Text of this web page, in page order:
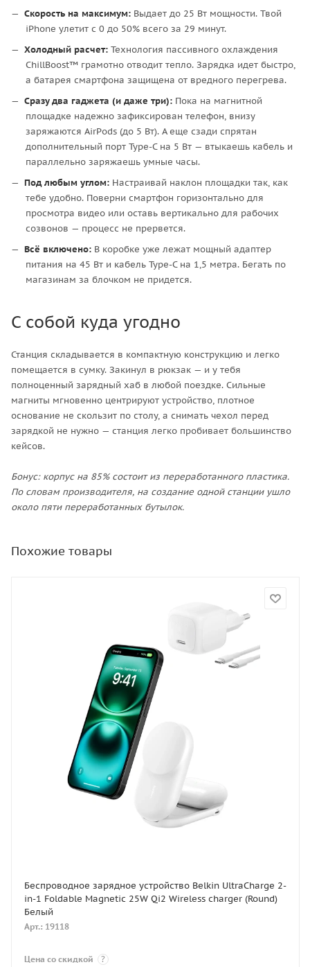
Скорость на максимум: Выдает до 25 Вт мощности. Твой
iPhone улетит с 0 до 50% всего за 29 минут.
Холодный расчет: Технология пассивного охлаждения
ChillBoost™ грамотно отводит тепло. Зарядка идет быстро,
а батарея смартфона защищена от вредного перегрева.
Сразу два гаджета (и даже три): Пока на магнитной
площадке надежно зафиксирован телефон, внизу
заряжаются AirPods (до 5 Вт). А еще сзади спрятан
дополнительный порт Type-C на 5 Вт — втыкаешь кабель и
параллельно заряжаешь умные часы.
Под любым углом: Настраивай наклон площадки так, как
тебе удобно. Поверни смартфон горизонтально для
просмотра видео или оставь вертикально для рабочих
созвонов — процесс не прервется.
Всё включено: В коробке уже лежат мощный адаптер
питания на 45 Вт и кабель Type-C на 1,5 метра. Бегать по
магазинам за блочком не придется.
С собой куда угодно
Станция складывается в компактную конструкцию и легко
помещается в сумку. Закинул в рюкзак — и у тебя
полноценный зарядный хаб в любой поездке. Сильные
магниты мгновенно центрируют устройство, плотное
основание не скользит по столу, а снимать чехол перед
зарядкой не нужно — станция легко пробивает большинство
кейсов.
Бонус: корпус на 85% состоит из переработанного пластика.
По словам производителя, на создание одной станции ушло
около пяти переработанных бутылок.
Похожие товары
Беспроводное зарядное устройство Belkin UltraCharge 2-
in-1 Foldable Magnetic 25W Qi2 Wireless charger (Round)
Белый
Арт.: 19118
Цена со скидкой ?